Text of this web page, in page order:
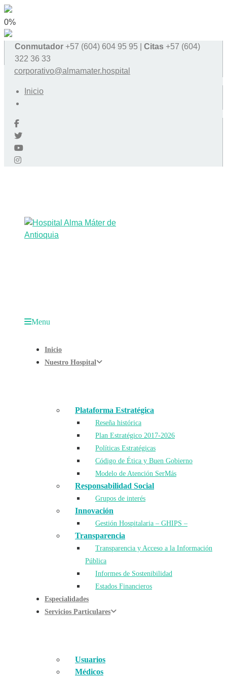
0%
Conmutador +57 (604) 604 95 95 | Citas +57 (604)
322 36 33
corporativo@almamater.hospital
Inicio
Menu
Inicio
Nuestro Hospital
Plataforma Estratégica
Reseña histórica
Plan Estratégico 2017-2026
Políticas Estratégicas
Código de Ética y Buen Gobierno
Modelo de Atención SerMás
Responsabilidad Social
Grupos de interés
Innovación
Gestión Hospitalaria – GHIPS –
Transparencia
Transparencia y Acceso a la Información
Pública
Informes de Sostenibilidad
Estados Financieros
Especialidades
Servicios Particulares
Usuarios
Médicos